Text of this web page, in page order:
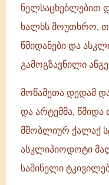
ნელსაცხებლებით
ხალხს მოუთხრო,
წმიდანები და
გამოგზავნილი
მოწამეთა დედამ
და არტემმა, წმიდა
მშობლიურ ქალაქ
ასკლიპიოდოტი
საშინელი